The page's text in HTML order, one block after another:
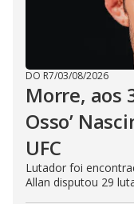
DO R7/03/08/2026
Morre, aos
Osso’
UFC
Lutador foi
Allan disputou 29